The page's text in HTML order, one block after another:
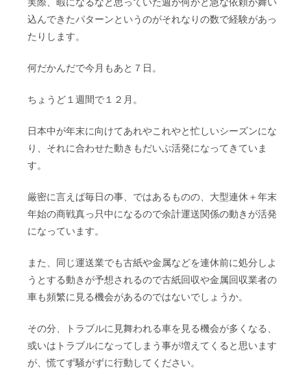
込んできたパターンというのがそれなりの数で経験があっ
たりします。
何だかんだで今月もあと７日。
ちょうど１週間で１２月。
日本中が年末に向けてあれやこれやと忙しいシーズンにな
り、それに合わせた動きもだいぶ活発になってきていま
す。
厳密に言えば毎日の事、ではあるものの、大型連休＋年末
年始の商戦真っ只中になるので余計運送関係の動きが活発
になっています。
また、同じ運送業でも古紙や金属などを連休前に処分しよ
うとする動きが予想されるので古紙回収や金属回収業者の
車も頻繁に見る機会があるのではないでしょうか。
その分、トラブルに見舞われる車を見る機会が多くなる、
或いはトラブルになってしまう事が増えてくると思います
が、慌てず騒がずに行動してください。